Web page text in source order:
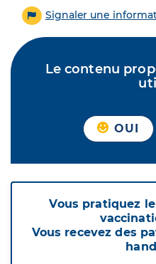
Signaler une
Le contenu
OUI
Vous pratiquez
Vous recevez des